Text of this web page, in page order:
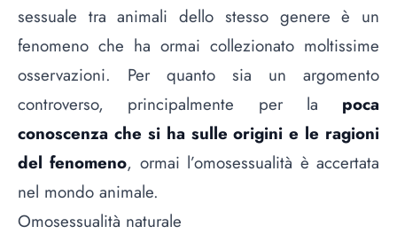
sessuale tra animali dello stesso genere è un
fenomeno che ha ormai collezionato moltissime
osservazioni. Per quanto sia un argomento
controverso, principalmente per la poca
conoscenza che si ha sulle origini e le ragioni
del fenomeno, ormai l’omosessualità è accertata
nel mondo animale.
Omosessualità naturale